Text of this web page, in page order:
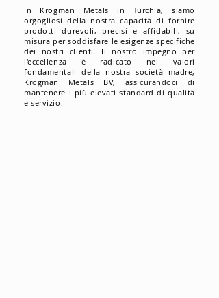
In Krogman Metals in Turchia, siamo
orgogliosi della nostra capacità di fornire
prodotti durevoli, precisi e affidabili, su
misura per soddisfare le esigenze specifiche
dei nostri clienti. Il nostro impegno per
l'eccellenza è radicato nei valori
fondamentali della nostra società madre,
Krogman Metals BV, assicurandoci di
mantenere i più elevati standard di qualità
e servizio.